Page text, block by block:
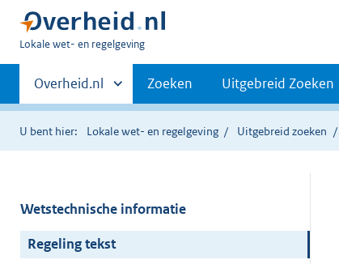
U
hier:
Lokale wet- en regelgeving
Primaire
navigatie
Andere
sites
binnen
Overheid.nl Zoeken Uitgebreid Zoeken
U bent hier: Lokale wet- en regelgeving Uitgebreid zoeken
Wetstechnische informatie
Regeling tekst